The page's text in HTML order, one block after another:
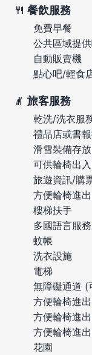
餐飲服務
免費早餐
公共區域提
自動販賣機
點心吧/輕食
旅客服務
乾洗/洗衣服
禮品店或書
滑雪裝備存
可供輪椅出
旅遊資訊/購
方便輪椅進
樓梯扶手
多國語言服
蚊帳
洗衣設施
電梯
無障礙通道 (
方便輪椅進
方便輪椅進
方便輪椅進
花園